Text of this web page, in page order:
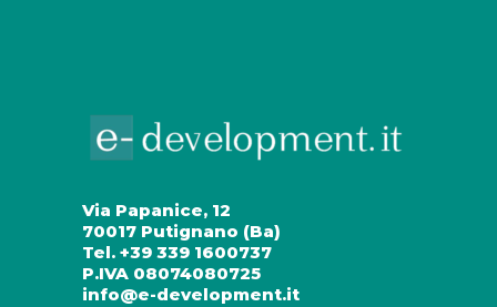
Via Papanice, 12
70017 Putignano (Ba)
Tel. +39 339 1600737
P.IVA 08074080725
info@e-development.it